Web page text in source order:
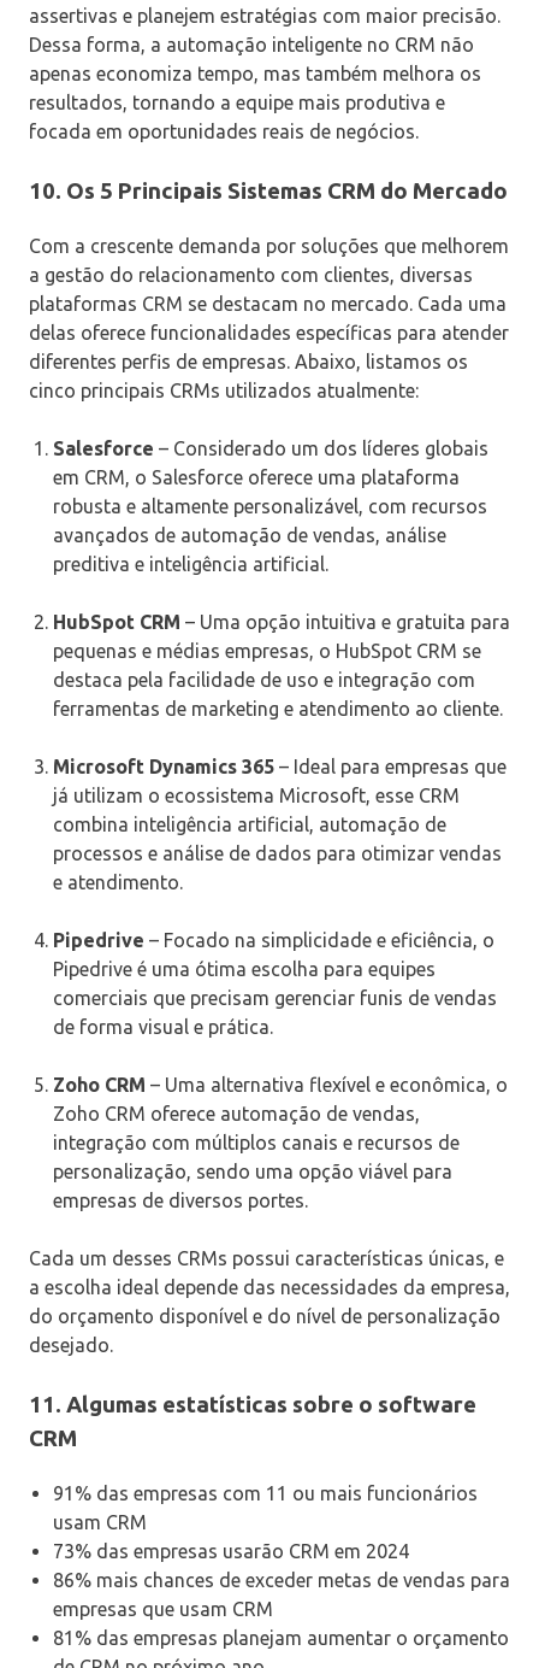
assertivas e planejem estratégias com maior precisão.
Dessa forma, a automação inteligente no CRM não
apenas economiza tempo, mas também melhora os
resultados, tornando a equipe mais produtiva e
focada em oportunidades reais de negócios.
10. Os 5 Principais Sistemas CRM do Mercado
Com a crescente demanda por soluções que melhorem
a gestão do relacionamento com clientes, diversas
plataformas CRM se destacam no mercado. Cada uma
delas oferece funcionalidades específicas para atender
diferentes perfis de empresas. Abaixo, listamos os
cinco principais CRMs utilizados atualmente:
Salesforce – Considerado um dos líderes globais
em CRM, o Salesforce oferece uma plataforma
robusta e altamente personalizável, com recursos
avançados de automação de vendas, análise
preditiva e inteligência artificial.
HubSpot CRM – Uma opção intuitiva e gratuita para
pequenas e médias empresas, o HubSpot CRM se
destaca pela facilidade de uso e integração com
ferramentas de marketing e atendimento ao cliente.
Microsoft Dynamics 365 – Ideal para empresas que
já utilizam o ecossistema Microsoft, esse CRM
combina inteligência artificial, automação de
processos e análise de dados para otimizar vendas
e atendimento.
Pipedrive – Focado na simplicidade e eficiência, o
Pipedrive é uma ótima escolha para equipes
comerciais que precisam gerenciar funis de vendas
de forma visual e prática.
Zoho CRM – Uma alternativa flexível e econômica, o
Zoho CRM oferece automação de vendas,
integração com múltiplos canais e recursos de
personalização, sendo uma opção viável para
empresas de diversos portes.
Cada um desses CRMs possui características únicas, e
a escolha ideal depende das necessidades da empresa,
do orçamento disponível e do nível de personalização
desejado.
11. Algumas estatísticas sobre o software
CRM
91% das empresas com 11 ou mais funcionários
usam CRM
73% das empresas usarão CRM em 2024
86% mais chances de exceder metas de vendas para
empresas que usam CRM
81% das empresas planejam aumentar o orçamento